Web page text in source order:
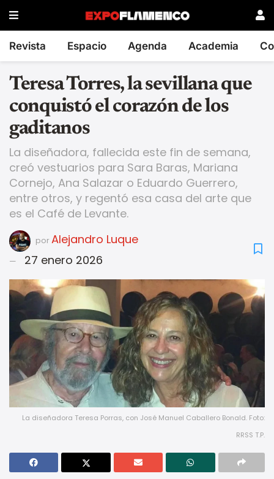
Revista Espacio Agenda Academia
Teresa Torres, la sevillana que
conquistó el corazón de los
gaditanos
La diseñadora, fallecida este fin de semana,
creó vestuarios para Sara Baras, Mariana
Cornejo, Ana Salazar o Eduardo Guerrero,
entre otros, y regentó esa casa del arte que
es el Café de Levante.
porAlejandro Luque
27 enero 2026
La diseñadora Teresa Porras, con José Manuel Caballero Bonald. Foto:
RRSS T.P.